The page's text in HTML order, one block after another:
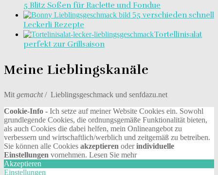
5 Blitz Soßen für Raclette und Fondue
5 verschieden schnell
Leckerli Rezepte
Tortellinisalat
perfekt zur Grillsaison
Meine Lieblingskanäle
Mit gemacht/ Lieblingsgeschmack und senfdazu.net
Cookie-Info - Ich setze auf meiner Website Cookies ein. Sowohl
grundlegende Cookies, die ordnungsgemäße Funktionalität bieten,
als auch Cookies die dabei helfen, mein Onlineangebot zu
verbessern und wirtschaftlich/werblich und zeitgemäß zu betreiben.
Sie können alle Cookies akzeptieren oderindividuelle
Einstellungen vornehmen. Lesen Sie mehr
Akzeptieren
Einstellungen